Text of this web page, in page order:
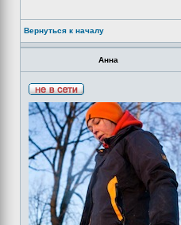
Вернуться к началу
Анна